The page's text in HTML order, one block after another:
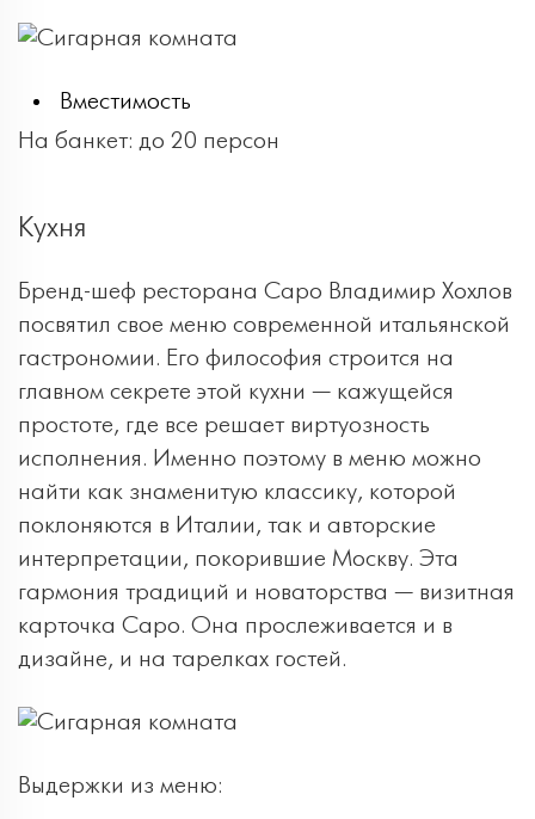
Вместимость
На банкет: до 20 персон
Кухня
Бренд-шеф ресторана Capo Владимир Хохлов
посвятил свое меню современной итальянской
гастрономии. Его философия строится на
главном секрете этой кухни — кажущейся
простоте, где все решает виртуозность
исполнения. Именно поэтому в меню можно
найти как знаменитую классику, которой
поклоняются в Италии, так и авторские
интерпретации, покорившие Москву. Эта
гармония традиций и новаторства — визитная
карточка Capo. Она прослеживается и в
дизайне, и на тарелках гостей.
Выдержки из меню: